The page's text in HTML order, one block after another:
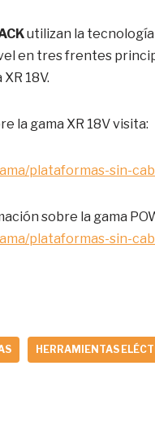
utilizan la tecnología
en tres frentes
18V.
la gama XR 18V visita:
plataformas-sin-
sobre la gama
plataformas-sin-
HERRAMIENTAS